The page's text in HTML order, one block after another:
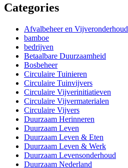
Categories
Afvalbeheer en Vijveronderhoud
bamboe
bedrijven
Betaalbare Duurzaamheid
Bosbeheer
Circulaire Tuinieren
Circulaire Tuinvijvers
Circulaire Vijverinitiatieven
Circulaire Vijvermaterialen
Circulaire Vijvers
Duurzaam Herinneren
Duurzaam Leven
Duurzaam Leven & Eten
Duurzaam Leven & Werk
Duurzaam Levensonderhoud
Duurzaam Nederland